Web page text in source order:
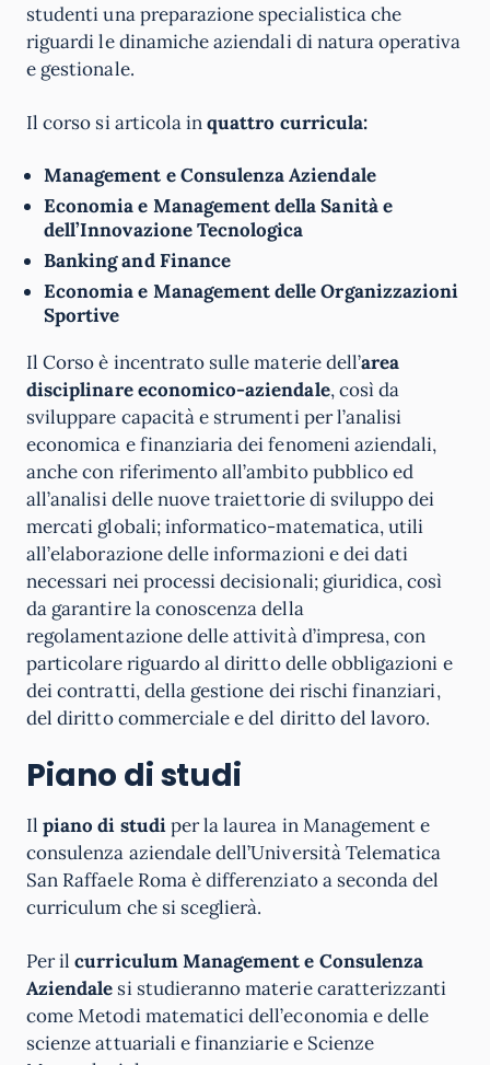
studenti una preparazione specialistica che
riguardi le dinamiche aziendali di natura operativa
e gestionale.
Il corso si articola inquattro curricula:
Management e Consulenza Aziendale
Economia e Management della Sanità e
dell’Innovazione Tecnologica
Banking and Finance
Economia e Management delle Organizzazioni
Sportive
Il Corso è incentrato sulle materie dell’area
disciplinare economico-aziendale, così da
sviluppare capacità e strumenti per l’analisi
economica e finanziaria dei fenomeni aziendali,
anche con riferimento all’ambito pubblico ed
all’analisi delle nuove traiettorie di sviluppo dei
mercati globali; informatico-matematica, utili
all’elaborazione delle informazioni e dei dati
necessari nei processi decisionali; giuridica, così
da garantire la conoscenza della
regolamentazione delle attività d’impresa, con
particolare riguardo al diritto delle obbligazioni e
dei contratti, della gestione dei rischi finanziari,
del diritto commerciale e del diritto del lavoro.
Piano di studi
Ilpiano di studiper la laurea in Management e
consulenza aziendale dell’Università Telematica
San Raffaele Roma è differenziato a seconda del
curriculum che si sceglierà.
Per ilcurriculum Management e Consulenza
Aziendale si studieranno materie caratterizzanti
come Metodi matematici dell’economia e delle
scienze attuariali e finanziarie e Scienze